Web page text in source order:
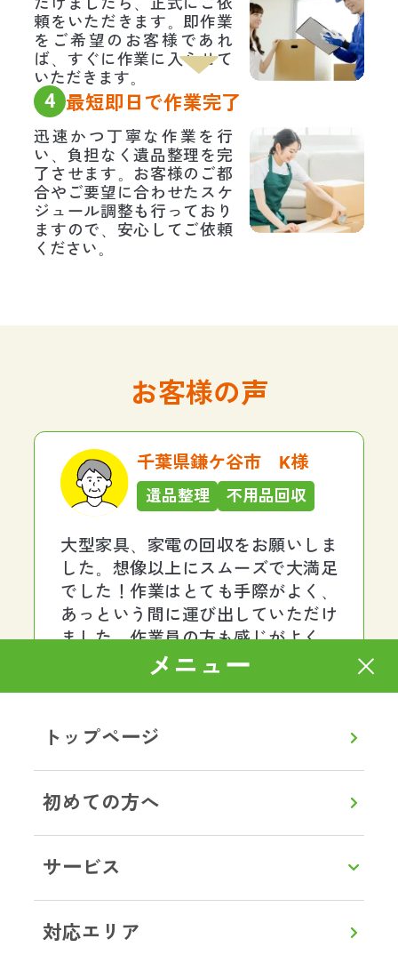
メニュー
トップページ
初めての方へ
サービス
対応エリア
頼をいただきます。即作業
をご希望のお客様であれ
ば、すぐに作業に入らせて
いただきます。
4 最短即日で作業完了
迅速かつ丁寧な作業を行
い、負担なく遺品整理を完
了させます。お客様のご都
合やご要望に合わせたスケ
ジュール調整も行っており
ますので、安心してご依頼
ください。
お客様の声
千葉県鎌ケ谷市 K様
遺品整理 不用品回収
大型家具、家電の回収をお願いしま
した。想像以上にスムーズで大満足
でした！作業はとても手際がよく、
あっという間に運び出していただけ
ました。作業員の方も感じがよく、
終始丁寧で安心してお任せできまし
本当に助かりました。また何かあれ
りがとうございました。
茨城県土浦市 G様
一人暮らしをしていた母が孤独死し
ているとの連絡が。部屋はゴミ屋敷